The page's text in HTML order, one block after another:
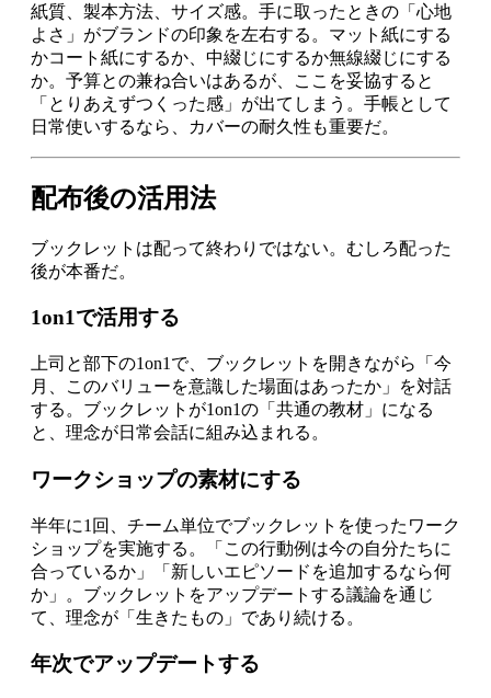
紙質、製本方法、サイズ感。手に取ったときの「心地
よさ」がブランドの印象を左右する。マット紙にする
かコート紙にするか、中綴じにするか無線綴じにする
か。予算との兼ね合いはあるが、ここを妥協すると
「とりあえずつくった感」が出てしまう。手帳として
日常使いするなら、カバーの耐久性も重要だ。
配布後の活用法
ブックレットは配って終わりではない。むしろ配った
後が本番だ。
1on1で活用する
上司と部下の1on1で、ブックレットを開きながら「今
月、このバリューを意識した場面はあったか」を対話
する。ブックレットが1on1の「共通の教材」になる
と、理念が日常会話に組み込まれる。
ワークショップの素材にする
半年に1回、チーム単位でブックレットを使ったワーク
ショップを実施する。「この行動例は今の自分たちに
合っているか」「新しいエピソードを追加するなら何
か」。ブックレットをアップデートする議論を通じ
て、理念が「生きたもの」であり続ける。
年次でアップデートする